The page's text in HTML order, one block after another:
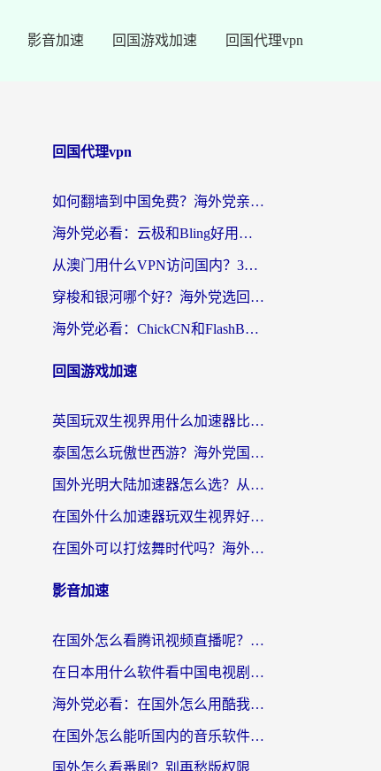
影音加速 回国游戏加速 回国代理vpn
回国代理vpn
如何翻墙到中国免费？海外党亲测：从踩坑到选对加速器的全攻略
海外党必看：云极和Bling好用吗？3分钟教你选对回国加速器
从澳门用什么VPN访问国内？3个实用标准帮你避开坑，无缝刷剧听歌
穿梭和银河哪个好？海外党选回国加速器的避坑指南，附番茄加速器实测体验
海外党必看：ChickCN和FlashBack好用吗？3招教你选对回国加速器（附云极、HomeCN、斧牛vs艾果对比）
回国游戏加速
英国玩双生视界用什么加速器比较好？海外党亲测有效的国服游戏加速方案
泰国怎么玩傲世西游？海外党国服游戏加速终极攻略（附光明大陆量子特攻实测）
国外光明大陆加速器怎么选？从卡顿到丝滑的终极指南（含德国玩走开外星人墨西哥玩俄罗斯方块技巧）
在国外什么加速器玩双生视界好用？海外党亲测不踩坑的终极指南
在国外可以打炫舞时代吗？海外玩家国服游戏加速全攻略（附实测推荐）
影音加速
在国外怎么看腾讯视频直播呢？留学生亲测有效的回国加速指南
在日本用什么软件看中国电视剧呢？留学生亲测有效的回国加速方案
海外党必看：在国外怎么用酷我音乐听音乐？告别“地区不支持”的实用指南
在国外怎么能听国内的音乐软件？别让版权限制断了你的“中文歌单”
国外怎么看番剧？别再愁版权限制！一个工具解决所有回国追剧难题